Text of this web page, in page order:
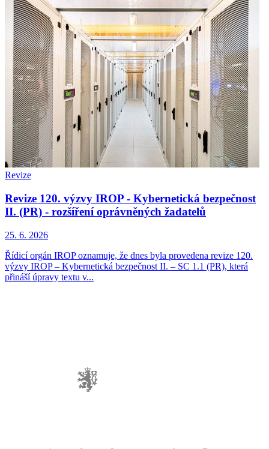
Revize
Revize 120. výzvy IROP - Kybernetická bezpečnost
II. (PR) - rozšíření oprávněných žadatelů
25. 6. 2026
Řídicí orgán IROP oznamuje, že dnes byla provedena revize 120.
výzvy IROP – Kybernetická bezpečnost II. – SC 1.1 (PR), která
přináší úpravy textu v...